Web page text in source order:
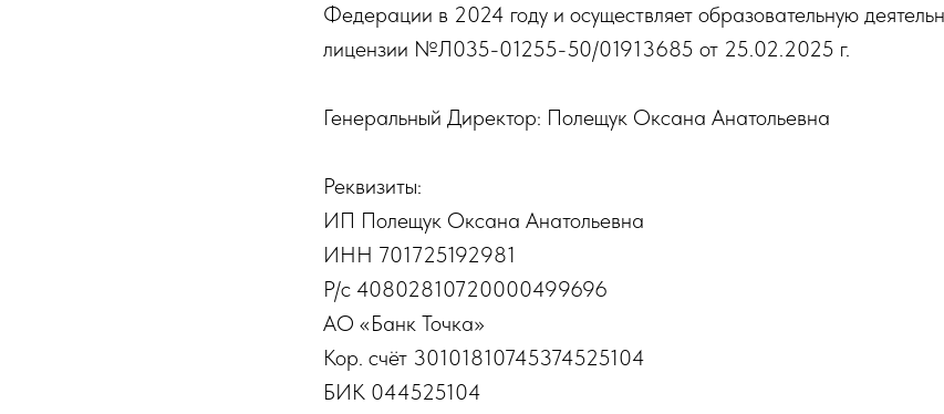
Федерации в 2024 году и осуществляет образовательную
лицензии №Л035-01255-50/01913685 от 25.02.2025 г.
Генеральный Директор: Полещук Оксана Анатольевна
Реквизиты:
ИП Полещук Оксана Анатольевна
ИНН 701725192981
Р/с 40802810720000499696
АО «Банк Точка»
Кор. счёт 30101810745374525104
БИК 044525104